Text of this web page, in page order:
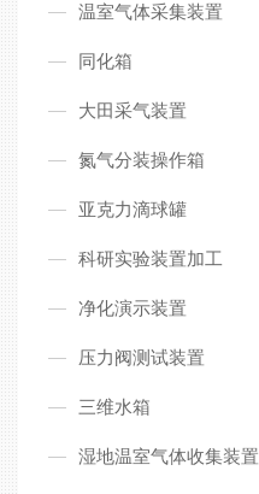
温室气体采集装置
同化箱
大田采气装置
氮气分装操作箱
亚克力滴球罐
科研实验装置加工
净化演示装置
压力阀测试装置
三维水箱
湿地温室气体收集装置